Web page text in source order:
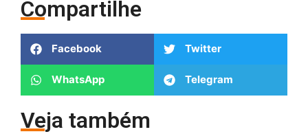
Compartilhe
Facebook Twitter
WhatsApp Telegram
Veja também